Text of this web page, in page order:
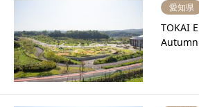
愛知県
TOKAI